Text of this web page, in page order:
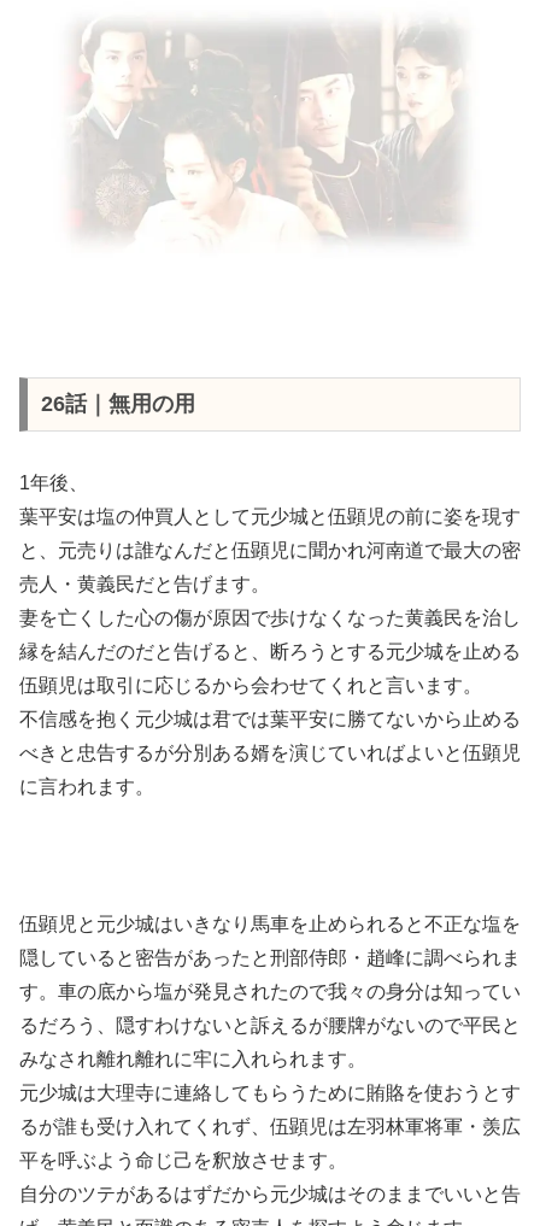
26話｜無用の用
1年後、
葉平安は塩の仲買人として元少城と伍顕児の前に姿を現す
と、元売りは誰なんだと伍顕児に聞かれ河南道で最大の密
売人・黄義民だと告げます。
妻を亡くした心の傷が原因で歩けなくなった黄義民を治し
縁を結んだのだと告げると、断ろうとする元少城を止める
伍顕児は取引に応じるから会わせてくれと言います。
不信感を抱く元少城は君では葉平安に勝てないから止める
べきと忠告するが分別ある婿を演じていればよいと伍顕児
に言われます。
伍顕児と元少城はいきなり馬車を止められると不正な塩を
隠していると密告があったと刑部侍郎・趙峰に調べられま
す。車の底から塩が発見されたので我々の身分は知ってい
るだろう、隠すわけないと訴えるが腰牌がないので平民と
みなされ離れ離れに牢に入れられます。
元少城は大理寺に連絡してもらうために賄賂を使おうとす
るが誰も受け入れてくれず、伍顕児は左羽林軍将軍・羡広
平を呼ぶよう命じ己を釈放させます。
自分のツテがあるはずだから元少城はそのままでいいと告